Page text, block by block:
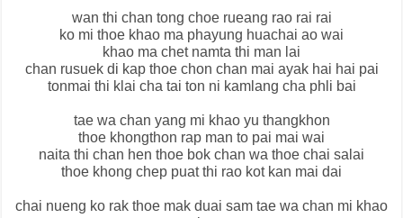
wan thi chan tong choe rueang rao rai rai
ko mi thoe khao ma phayung huachai ao wai
khao ma chet namta thi man lai
chan rusuek di kap thoe chon chan mai ayak hai hai pai
tonmai thi klai cha tai ton ni kamlang cha phli bai
tae wa chan yang mi khao yu thangkhon
thoe khongthon rap man to pai mai wai
naita thi chan hen thoe bok chan wa thoe chai salai
thoe khong chep puat thi rao kot kan mai dai
chai nueng ko rak thoe mak duai sam tae wa chan mi khao